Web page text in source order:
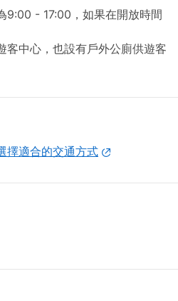
9:00 - 17:00，如果在開放時間
客中心，也設有戶外公廁供遊客
擇適合的交通方式